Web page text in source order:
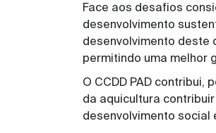
Face aos desafios
desenvolvimento
desenvolvimento deste
permitindo uma melhor
O CCDD PAD
da aquicultura
desenvolvimento social